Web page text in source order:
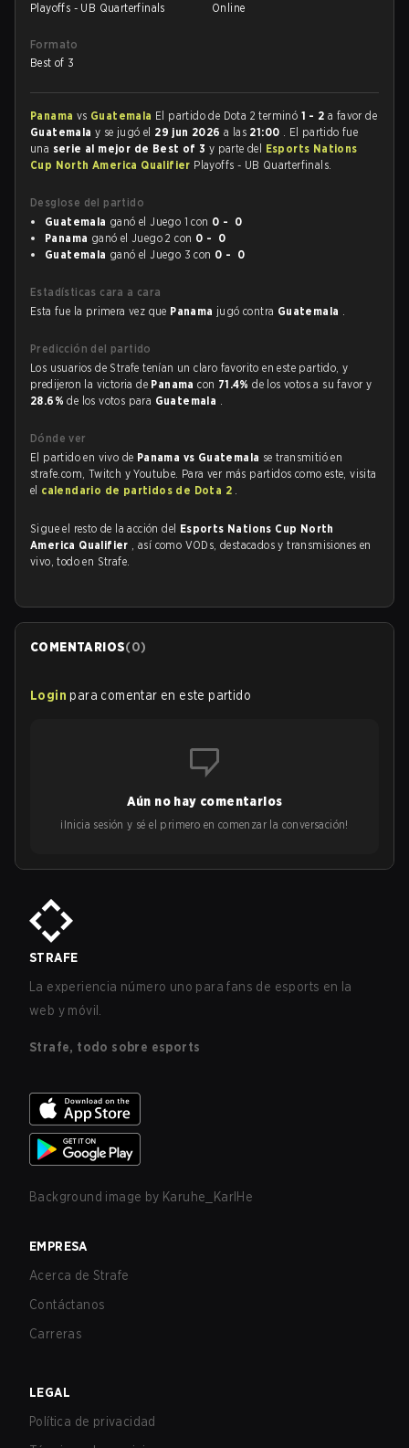
Playoffs - UB Quarterfinals
Online
Formato
Best of 3
Panama vs Guatemala El partido de Dota 2 terminó 1 - 2 a favor de
Guatemala y se jugó el 29 jun 2026a las 21:00 . El partido fue
una serie al mejor de Best of 3 y parte del Esports Nations
Cup North America Qualifier Playoffs - UB Quarterfinals.
Desglose del partido
Guatemala ganó el Juego 1 con 0 - 0
Panama ganó el Juego 2 con 0 - 0
Guatemala ganó el Juego 3 con 0 - 0
Estadísticas cara a cara
Esta fue la primera vez que Panama jugó contra Guatemala .
Predicción del partido
Los usuarios de Strafe tenían un claro favorito en este partido, y
predijeron la victoria de Panamacon 71.4%de los votos a su favor y
28.6%de los votos para Guatemala .
Dónde ver
El partido en vivo de Panama vs Guatemala se transmitió en
strafe.com, Twitch y Youtube. Para ver más partidos como este, visita
el calendario de partidos de Dota 2 .
Sigue el resto de la acción del Esports Nations Cup North
America Qualifier , así como VODs, destacados y transmisiones en
vivo, todo en Strafe.
COMENTARIOS(0)
Login para comentar en este partido
Aún no hay comentarios
¡Inicia sesión y sé el primero en comenzar la conversación!
STRAFE
La experiencia número uno para fans de esports en la
web y móvil.
Strafe, todo sobre esports
Background image by Karuhe_KarlHe
EMPRESA
Acerca de Strafe
Contáctanos
Carreras
LEGAL
Política de privacidad